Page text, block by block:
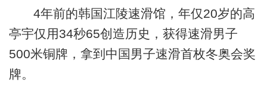
4年前的韩国江陵速滑馆，年仅20岁的高
亭宇仅用34秒65创造历史，获得速滑男子
500米铜牌，拿到中国男子速滑首枚冬奥会奖
牌。